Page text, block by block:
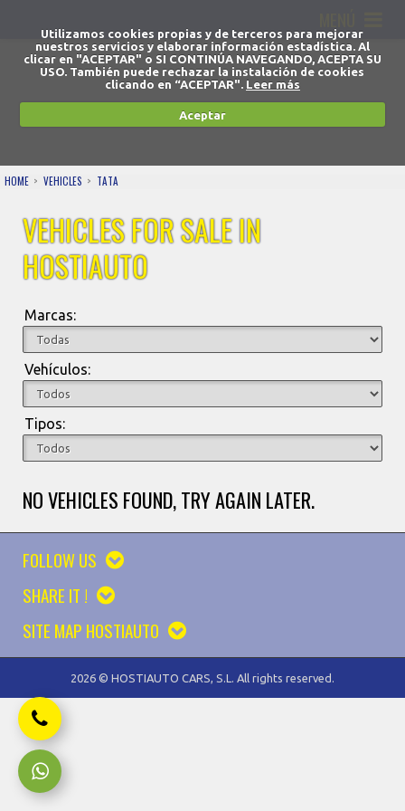
Utilizamos cookies propias y de terceros para mejorar
nuestros servicios y elaborar información estadística. Al
clicar en "ACEPTAR" o SI CONTINÚA NAVEGANDO, ACEPTA SU
USO. También puede rechazar la instalación de cookies
clicando en “ACEPTAR". Leer más
Aceptar
HOME VEHICLES TATA
VEHICLES FOR SALE IN
HOSTIAUTO
Marcas:
Vehículos:
Tipos:
NO VEHICLES FOUND, TRY AGAIN LATER.
FOLLOW US
SHARE IT !
SITE MAP HOSTIAUTO
2026 © HOSTIAUTO CARS, S.L. All rights reserved.